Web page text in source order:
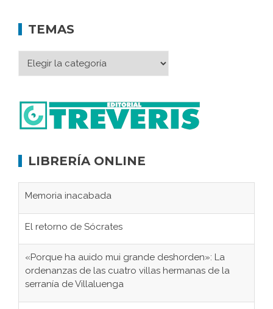
TEMAS
LIBRERÍA ONLINE
Memoria inacabada
El retorno de Sócrates
«Porque ha auido mui grande deshorden»: La
serranía de Villaluenga
El Frente Popular. Jimena de la Frontera, febrero-